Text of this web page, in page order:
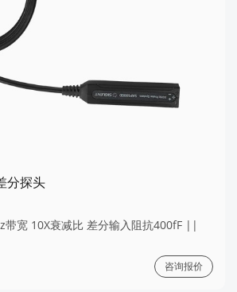
分探头
带宽 10X衰减比 差分输入阻抗400fF ||
咨询报价